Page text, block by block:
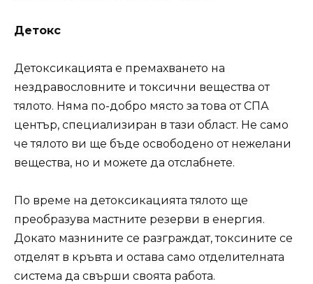
Детокс
Детоксикацията е премахването на
нездравословните и токсични вещества от
тялото. Няма по-добро място за това от СПА
център, специализиран в тази област. Не само
че тялото ви ще бъде освободено от нежелани
вещества, но и можете да отслабнете.
По време на детоксикацията тялото ще
преобразува мастните резерви в енергия.
Докато мазнините се разграждат, токсините се
отделят в кръвта и остава само отделителната
система да свърши своята работа.